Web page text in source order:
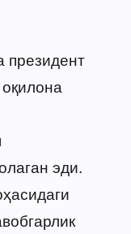
президент
эди.